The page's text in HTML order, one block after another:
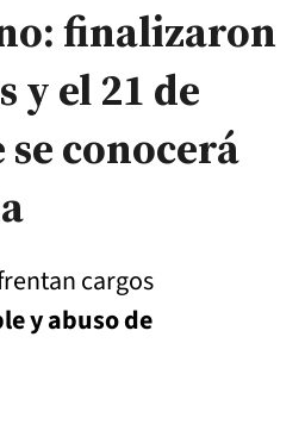
finalizaron
y el 21 de
conocerá
cargos
y abuso de